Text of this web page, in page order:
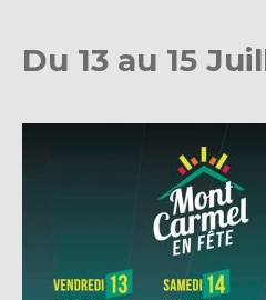
Du 13 au 15